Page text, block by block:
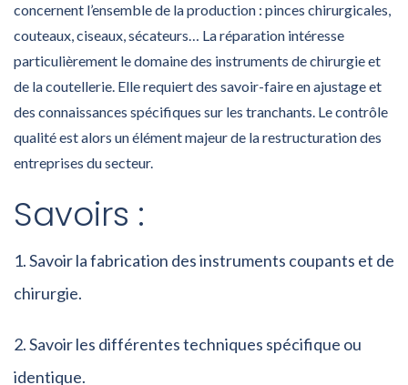
concernent l’ensemble de la production : pinces chirurgicales,
couteaux, ciseaux, sécateurs… La réparation intéresse
particulièrement le domaine des instruments de chirurgie et
de la coutellerie. Elle requiert des savoir-faire en ajustage et
des connaissances spécifiques sur les tranchants. Le contrôle
qualité est alors un élément majeur de la restructuration des
entreprises du secteur.
Savoirs :
Savoir la fabrication des instruments coupants et de
chirurgie.
Savoir les différentes techniques spécifique ou
identique.